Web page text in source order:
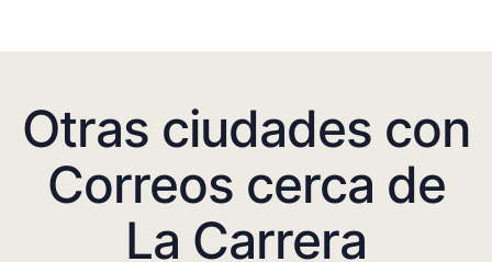
Otras ciudades con
Correos cerca de
La Carrera